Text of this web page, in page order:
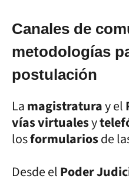
Canales de
metodologías
postulación
Lamagistraturay el
vías virtualesy
losformulariosde
Desde elPoder